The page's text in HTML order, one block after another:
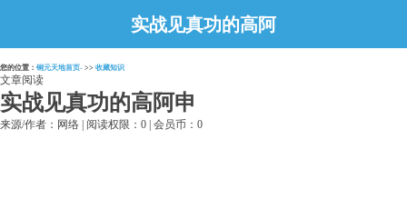
实战见真功的高阿
申
您的位置： 铜元天地首页- >> 收藏知识
文章阅读
实战见真功的高阿申
来源/作者：网络 | 阅读权限：0 | 会员币：0